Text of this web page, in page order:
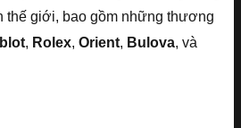
thế giới, bao gồm những thương
, Rolex, Orient, Bulova, và